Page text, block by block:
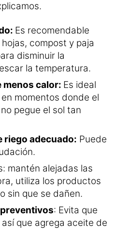
Es recomendable
compost y paja
disminuir la
la temperatura.
menos calor: Es ideal
momentos donde el
pegue el sol tan
riego adecuado: Puede
mantén alejadas las
utiliza los productos
sin que se dañen.
: Evita que
que agrega aceite de